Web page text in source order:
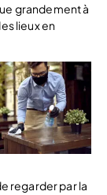
grandement à
lieux en
regarder par la